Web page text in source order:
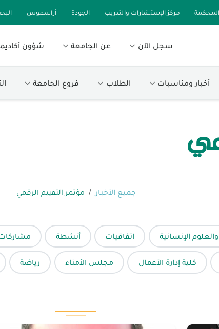
مركز الإستشارات والتدريب الجودة أراسموس
سجل الآن عن الجامعة شؤون
أخبار ومناسبات الطلاب فروع الجامعة
جميع الأخبار مؤتمر التقييم الرقمي
الإنسانية اتفاقيات أنشطة
كلية إدارة الأعمال مجلس الأمناء رياضة